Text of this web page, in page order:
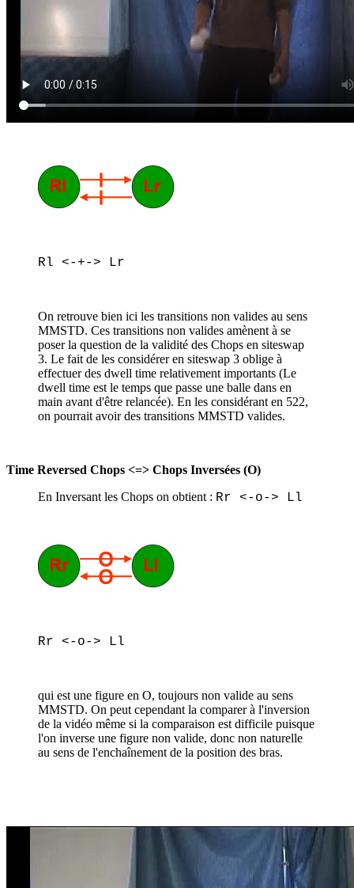
Rl <-+-> Lr
On retrouve bien ici les transitions non valides au sens
MMSTD. Ces transitions non valides amènent à se
poser la question de la validité des Chops en siteswap
3. Le fait de les considérer en siteswap 3 oblige à
effectuer des dwell time relativement importants (Le
dwell time est le temps que passe une balle dans en
main avant d'être relancée). En les considérant en 522,
on pourrait avoir des transitions MMSTD valides.
Time Reversed Chops <=> Chops Inversées (O)
En Inversant les Chops on obtient : Rr <-o-> Ll
Rr <-o-> Ll
qui est une figure en O, toujours non valide au sens
MMSTD. On peut cependant la comparer à l'inversion
de la vidéo même si la comparaison est difficile puisque
l'on inverse une figure non valide, donc non naturelle
au sens de l'enchaînement de la position des bras.